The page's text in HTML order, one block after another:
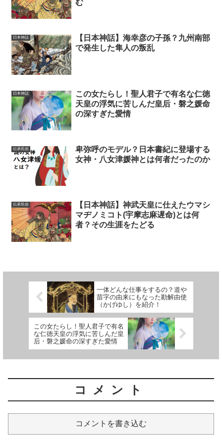
む
日本神話
【日本神話】海幸彦の子孫？九州南部
で発生した隼人の叛乱
日本神話
この女たらし！聖人君子で有名な仁徳
天皇の浮気に苦しんだ皇后・磐之媛命
の深すぎた愛情
伝承民俗
卑弥呼のモデル？日本書紀に登場する
女神・八女津媛神とは何者だったのか
伝承民俗
【日本神話】神武天皇に仕えたウマシ
マヂノミコト(宇摩志麻遅命)とは何
者？その生涯をたどる
一体どんな仕事をするの？道や
苗字の由来にもなった勘解由使
（かげゆし）を紹介！
この女たらし！聖人君子で有名
な仁徳天皇の浮気に苦しんだ皇
后・磐之媛命の深すぎた愛情
コメント
コメントを書き込む